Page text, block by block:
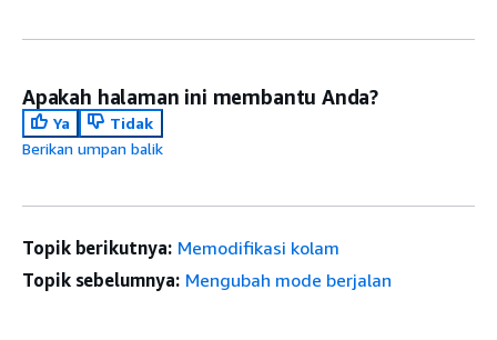
Apakah halaman ini membantu Anda?
Ya
Tidak
Berikan umpan balik
Topik berikutnya: Memodifikasi kolam
Topik sebelumnya: Mengubah mode berjalan